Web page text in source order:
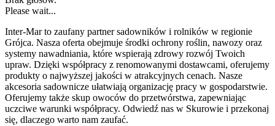
Please wait...
Inter-Mar to zaufany partner sadowników i rolników w regionie
Grójca. Nasza oferta obejmuje środki ochrony roślin, nawozy oraz
systemy nawadniania, które wspierają zdrowy rozwój Twoich
upraw. Dzięki współpracy z renomowanymi dostawcami, oferujemy
produkty o najwyższej jakości w atrakcyjnych cenach. Nasze
akcesoria sadownicze ułatwiają organizację pracy w gospodarstwie.
Oferujemy także skup owoców do przetwórstwa, zapewniając
uczciwe warunki współpracy. Odwiedź nas w Skurowie i przekonaj
się, dlaczego warto nam zaufać.